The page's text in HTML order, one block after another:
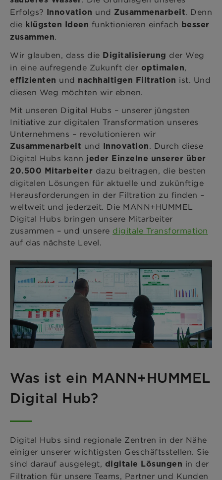
Erfolgs? Innovation und Zusammenarbeit. Denn
die klügsten Ideen funktionieren einfach besser
zusammen.
Wir glauben, dass die Digitalisierung der Weg
in eine aufregende Zukunft der optimalen,
effizienten und nachhaltigen Filtration ist. Und
diesen Weg möchten wir ebnen.
Mit unseren Digital Hubs – unserer jüngsten
Initiative zur digitalen Transformation unseres
Unternehmens – revolutionieren wir
Zusammenarbeit und Innovation. Durch diese
Digital Hubs kann jeder Einzelne unserer über
20.500 Mitarbeiter dazu beitragen, die besten
digitalen Lösungen für aktuelle und zukünftige
Herausforderungen in der Filtration zu finden –
weltweit und jederzeit. Die MANN+HUMMEL
Digital Hubs bringen unsere Mitarbeiter
zusammen – und unsere digitale Transformation
auf das nächste Level.
Was ist ein MANN+HUMMEL
Digital Hub?
Digital Hubs sind regionale Zentren in der Nähe
einiger unserer wichtigsten Geschäftsstellen. Sie
sind darauf ausgelegt, digitale Lösungen in der
Filtration für unsere Teams, Partner und Kunden